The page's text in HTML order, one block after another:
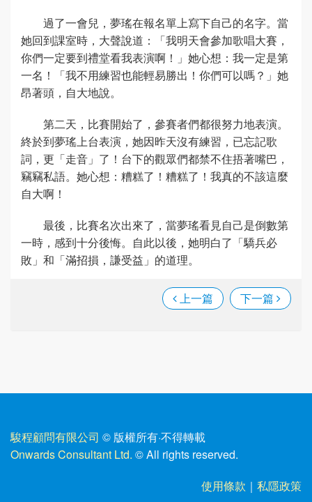
過了一會兒，夢瑤在報名單上寫下自己的名字。當
她回到課室時，大聲說道：「我明天會參加歌唱大賽，
你們一定要到禮堂看我表演啊！」她心想：我一定是第
一名！「我不用練習也能輕易勝出！你們可以嗎？」她
昂著頭，自大地說。
第二天，比賽開始了，參賽者們都很努力地表演。
終於到夢瑤上台表演，她因昨天沒有練習，已忘記歌
詞，更「走音」了！台下的觀眾們都禁不住捂著嘴巴，
竊竊私語。她心想：糟糕了！糟糕了！我真的不該這麼
自大啊！
最後，比賽名次出來了，當夢瑤看見自己是倒數第
一時，感到十分後悔。自此以後，她明白了「驕兵必
敗」和「滿招損，謙受益」的道理。
上一篇 下一篇
駿程顧問有限公司 © 版權所有·不得轉載
Onwards Consultant Ltd. © All rights reserved.
使用條款 ｜ 私隱政策